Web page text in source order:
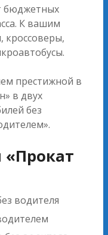
бюджетных
К вашим
кроссоверы,
престижной в
в двух
без
водителя